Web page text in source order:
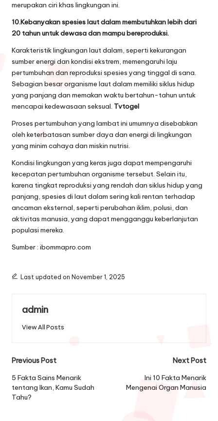
merupakan ciri khas lingkungan ini.
10.Kebanyakan spesies laut dalam membutuhkan lebih dari
20 tahun untuk dewasa dan mampu bereproduksi.
Karakteristik lingkungan laut dalam, seperti kekurangan
sumber energi dan kondisi ekstrem, memengaruhi laju
pertumbuhan dan reproduksi spesies yang tinggal di sana.
Sebagian besar organisme laut dalam memiliki siklus hidup
yang panjang dan memakan waktu bertahun-tahun untuk
mencapai kedewasaan seksual. Tvtogel
Proses pertumbuhan yang lambat ini umumnya disebabkan
oleh keterbatasan sumber daya dan energi di lingkungan
yang minim cahaya dan miskin nutrisi.
Kondisi lingkungan yang keras juga dapat mempengaruhi
kecepatan pertumbuhan organisme tersebut. Selain itu,
karena tingkat reproduksi yang rendah dan siklus hidup yang
panjang, spesies di laut dalam sering kali rentan terhadap
ancaman eksternal, seperti perubahan iklim, polusi, dan
aktivitas manusia, yang dapat mengganggu keberlanjutan
populasi mereka.
Sumber : ibommapro.com
Last updated on November 1, 2025
admin
View All Posts
Post
navigation
Previous Post
5 Fakta Sains Menarik
tentang Ikan, Kamu Sudah
Tahu?
Next Post
Ini 10 Fakta Menarik
Mengenai Organ Manusia